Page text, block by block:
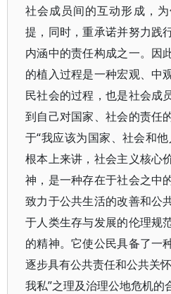
社会成员间的互动形成，
提，同时，重承诺并努力践
内涵中的责任构成之一。因
的植入过程是一种宏观、中
民社会的过程，也是社会成
到自己对国家、社会的责任
于“我应该为国家、社会和
根本上来讲，社会主义核心
神，是一种存在于社会之中
致力于公共生活的改善和公
于人类生存与发展的伦理规
的精神。它使公民具备了一
逐步具有公共责任和公共关
我私”之理及治理公地危机的